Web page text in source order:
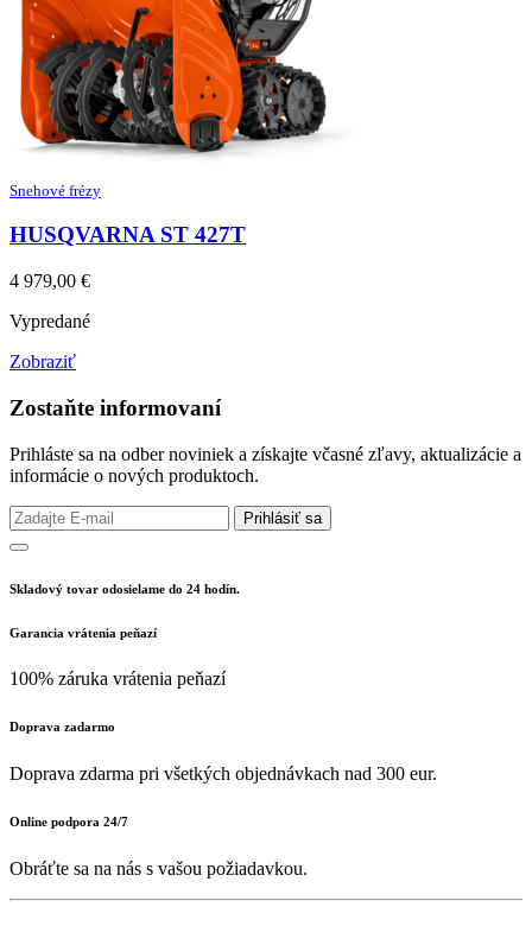
Snehové frézy
HUSQVARNA ST 427T
4 979,00 €
Vypredané
Zobraziť
Zostaňte informovaní
Prihláste sa na odber noviniek a získajte včasné zľavy, aktualizácie a
informácie o nových produktoch.
Prihlásiť sa
Skladový tovar odosielame do 24 hodín.
Garancia vrátenia peňazí
100% záruka vrátenia peňazí
Doprava zadarmo
Doprava zdarma pri všetkých objednávkach nad 300 eur.
Online podpora 24/7
Obráťte sa na nás s vašou požiadavkou.